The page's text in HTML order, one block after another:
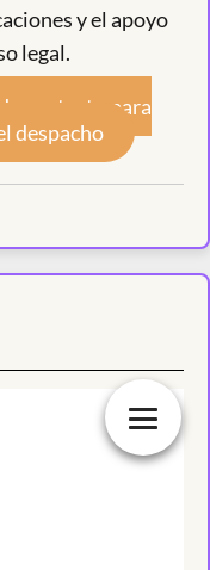
y el apoyo
legal.
contacto para
despacho